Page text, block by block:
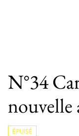
N°34
nouvelle
ÉPUISÉ